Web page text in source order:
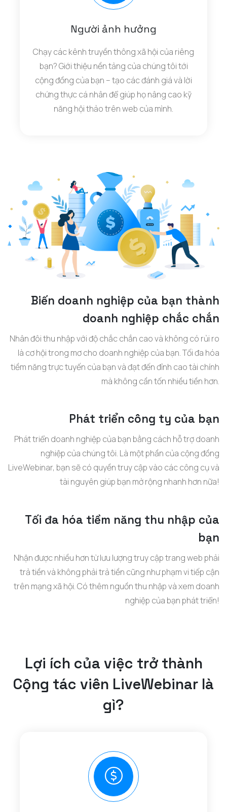
Người ảnh hưởng
Chạy các kênh truyền thông xã hội của riêng
bạn? Giới thiệu nền tảng của chúng tôi tới
cộng đồng của bạn – tạo các đánh giá và lời
chứng thực cá nhân để giúp họ nâng cao kỹ
năng hội thảo trên web của mình.
Biến doanh nghiệp của bạn thành
doanh nghiệp chắc chắn
Nhân đôi thu nhập với độ chắc chắn cao và không có rủi ro
là cơ hội trong mơ cho doanh nghiệp của bạn. Tối đa hóa
tiềm năng trực tuyến của bạn và đạt đến đỉnh cao tài chính
mà không cần tốn nhiều tiền hơn.
Phát triển công ty của bạn
Phát triển doanh nghiệp của bạn bằng cách hỗ trợ doanh
nghiệp của chúng tôi. Là một phần của cộng đồng
LiveWebinar, bạn sẽ có quyền truy cập vào các công cụ và
tài nguyên giúp bạn mở rộng nhanh hơn nữa!
Tối đa hóa tiềm năng thu nhập của
bạn
Nhận được nhiều hơn từ lưu lượng truy cập trang web phải
trả tiền và không phải trả tiền cũng như phạm vi tiếp cận
trên mạng xã hội. Có thêm nguồn thu nhập và xem doanh
nghiệp của bạn phát triển!
Lợi ích của việc trở thành
Cộng tác viên LiveWebinar là
gì?